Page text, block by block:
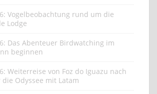
Vogelbeobachtung rund um die
Lodge
Das Abenteuer Birdwatching im
beginnen
Weiterreise von Foz do Iguazu nach
Odyssee mit Latam